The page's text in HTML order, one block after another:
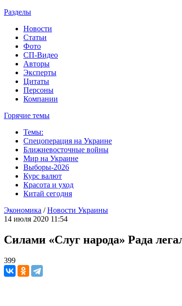
Разделы
Новости
Статьи
Фото
СП-Видео
Авторы
Эксперты
Цитаты
Персоны
Компании
Горячие темы
Темы:
Спецоперация на Украине
Ближневосточные войны
Мир на Украине
Выборы-2026
Курс валют
Красота и уход
Китай сегодня
Экономика /Новости Украины
14 июля 2020 11:54
Силами «Слуг народа» Рада
399